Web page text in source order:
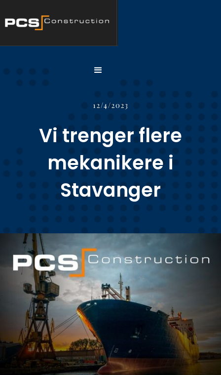
12/4/2023
Vi trenger flere
mekanikere i
Stavanger